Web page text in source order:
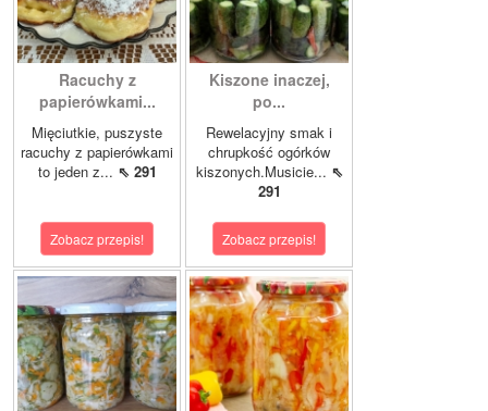
Racuchy z
papierówkami...
Mięciutkie, puszyste
racuchy z papierówkami
to jeden z... ⇖ 291
Zobacz przepis!
Kiszone inaczej,
po...
Rewelacyjny smak i
chrupkość ogórków
kiszonych.Musicie... ⇖
291
Zobacz przepis!